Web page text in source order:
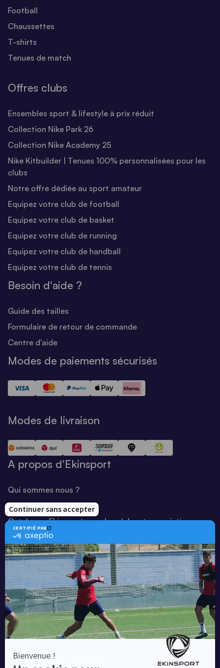
Football
Chaussettes
T-shirts
Tenues de match
Offres clubs
Ensembles sport & lifestyle à prix réduit
Collection Nike Park 26
Collection Nike Academy 25
Nike Kitbuilder | Tenues 100% personnalisées pour les
clubs
Notre offre dédiée au sport amateur
Equipez votre club de football
Equipez votre club de basket
Equipez votre club de running
Equipez votre club de handball
Equipez votre club de tennis
Besoin d'aide ?
Guide des tailles
Formulaire de retour de commande
Centre d'aide
Modes de paiements sécurisés
Modes de livraison
A propos d'Ekinsport
Qui sommes nous ?
Notre savoir-faire
Catalogue Ekinsport pour les clubs et associations
Catalogue running Ekinsport
Blog
Une société de :